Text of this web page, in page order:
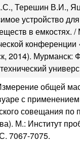
Терешин В.И.,
устройство
в емкостях.
конференции
2014).
общей
с
совещания по
М.: Институт
7067-7075.